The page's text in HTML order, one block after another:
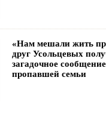
«Нам мешали жить
друг Усольцевых
загадочное
пропавшей семьи